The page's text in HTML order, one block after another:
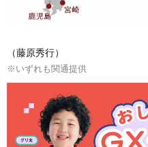
（藤原秀行）
※いずれも関通提供